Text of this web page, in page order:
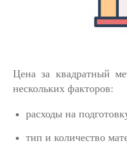
Цена за квадратный
нескольких факторов:
расходы на
тип и количество